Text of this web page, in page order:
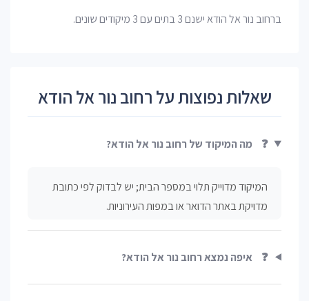
ברחוב נור אל הודא ישנם 3 בתים עם 3 מיקודים שונים.
שאלות נפוצות על רחוב נור אל הודא
❓ מה המיקוד של רחוב נור אל הודא?
המיקוד מדוייק תלוי במספר הבית; יש לבדוק לפי כתובת
מדויקת באתר הדואר או במפות העירוניות.
❓ איפה נמצא רחוב נור אל הודא?